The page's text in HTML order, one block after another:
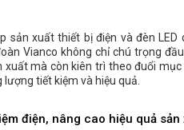
sản xuất thiết bị điện và đèn LED
Vianco không chỉ chú trọng
xuất mà còn kiên trì theo đuổi
tiết kiệm và hiệu quả.
điện, nâng cao hiệu quả sản